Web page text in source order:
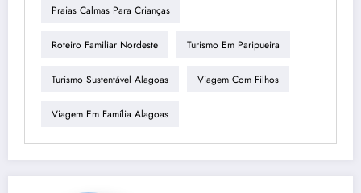
Praias Calmas Para Crianças
Roteiro Familiar Nordeste Turismo Em Paripueira
Turismo Sustentável Alagoas Viagem Com Filhos
Viagem Em Família Alagoas